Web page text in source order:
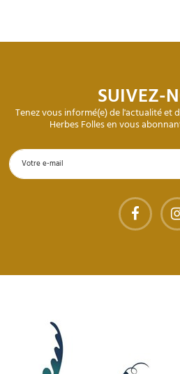
SUIVEZ-
Tenez vous informé(e) de l'actualité et
Herbes Folles en vous